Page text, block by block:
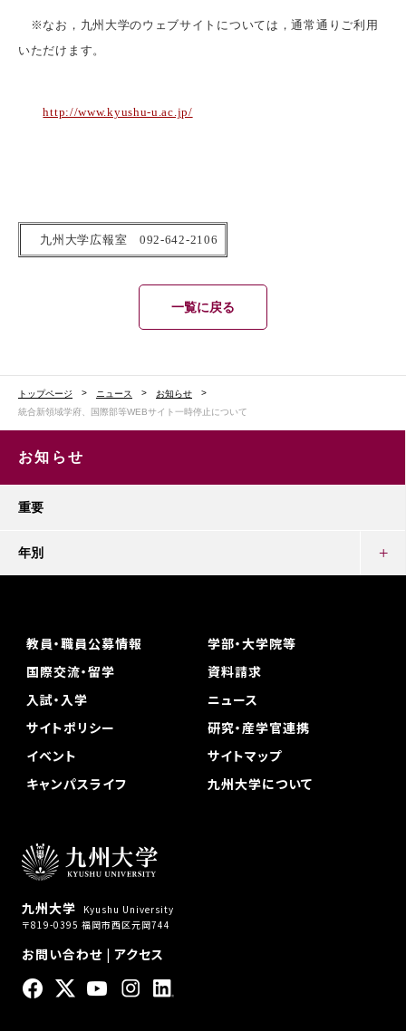
※なお，九州大学のウェブサイトについては，通常通りご利用
いただけます。
http://www.kyushu-u.ac.jp/
九州大学広報室 092-642-2106
一覧に戻る
トップページ ニュース
お知らせ
統合新領域学府、国際部等WEBサイト一時停止について
お知らせ
重要
年別
九州大学
Kyushu University
〒819-0395 福岡市西区元岡744
お問い合わせ| アクセス
教員・職員公募情報
学部・大学院等
国際交流・留学
資料請求
入試・入学
ニュース
サイトポリシー
研究・産学官連携
イベント
サイトマップ
キャンパスライフ
九州大学について